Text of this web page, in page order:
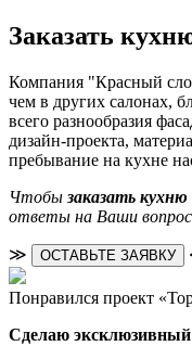
Заказать
Компания "Красный
чем в других салонах,
всего разнообразия
дизайн-проекта,
пребывание на кухне
Чтобы заказать
ответы на Ваши
≫ ОСТАВЬТЕ ЗАЯВКУ
Понравился проект
Сделаю эксклюзивный